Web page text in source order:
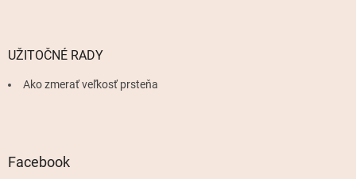
UŽITOČNÉ RADY
Ako zmerať veľkosť prsteňa
Facebook